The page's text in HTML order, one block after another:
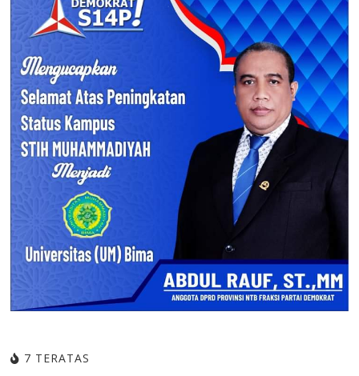
7 TERATAS